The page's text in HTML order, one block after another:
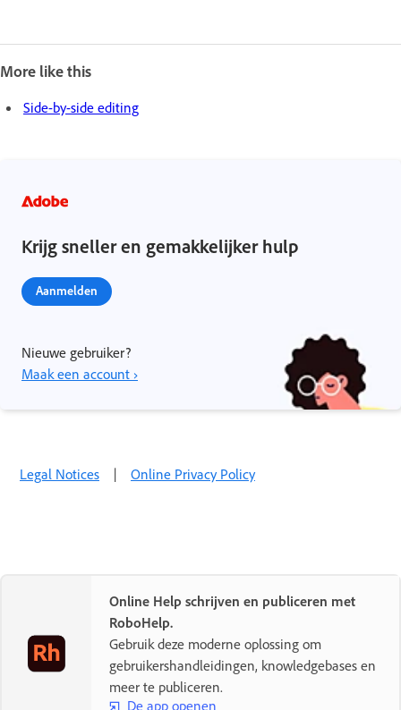
More like this
Side-by-side editing
Krijg sneller en gemakkelijker hulp
Aanmelden
Nieuwe gebruiker?
Maak een account ›
Legal Notices | Online Privacy Policy
Online Help schrijven en publiceren met
RoboHelp.
Gebruik deze moderne oplossing om
gebruikershandleidingen, knowledgebases en
meer te publiceren.
De app openen